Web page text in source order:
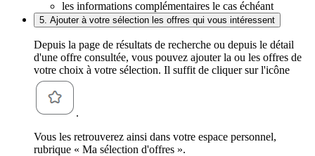
les informations complémentaires le cas échéant
5. Ajouter à votre sélection les offres qui vous intéressent
Depuis la page de résultats de recherche ou depuis le détail
d'une offre consultée, vous pouvez ajouter la ou les offres de
votre choix à votre sélection. Il suffit de cliquer sur l'icône
.
Vous les retrouverez ainsi dans votre espace personnel,
rubrique « Ma sélection d'offres ».